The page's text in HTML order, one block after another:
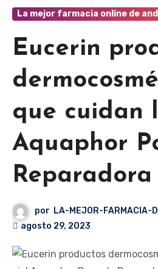
La mejor farmacia online de
Eucerin
que cuidan
Aquaphor
Reparadora
por LA-MEJOR-FARMACIA-
agosto 29, 2023